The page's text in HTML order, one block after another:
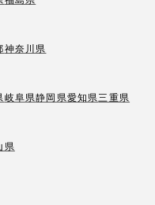
神奈川県
岐阜県静岡県愛知県三重県
県